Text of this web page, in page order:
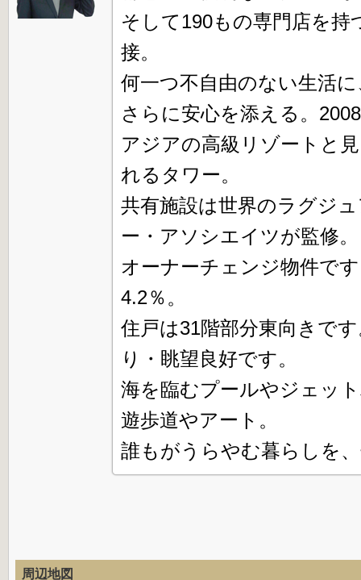
そして190もの専門店を
接。
何一つ不自由のない生活
さらに安心を添える。
アジアの高級リゾートと
れるタワー。
共有施設は世界のラグジ
ー・アソシエイツが監修。
オーナーチェンジ物件で
4.2％。
住戸は31階部分東向きで
り・眺望良好です。
海を臨むプールやジェッ
遊歩道やアート。
誰もがうらやむ暮らしを
周辺地図